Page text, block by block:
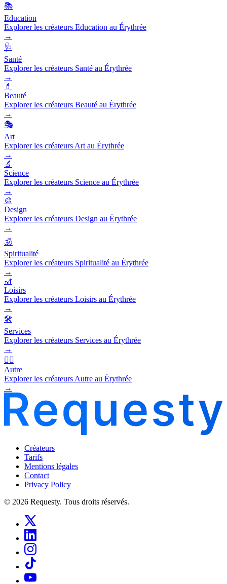
📚
Education
Explorer les créateurs Education au Érythrée
→
🩺
Santé
Explorer les créateurs Santé au Érythrée
→
💄
Beauté
Explorer les créateurs Beauté au Érythrée
→
🎭
Art
Explorer les créateurs Art au Érythrée
→
🔬
Science
Explorer les créateurs Science au Érythrée
→
🎨
Design
Explorer les créateurs Design au Érythrée
→
🕉️
Spiritualité
Explorer les créateurs Spiritualité au Érythrée
→
🎢
Loisirs
Explorer les créateurs Loisirs au Érythrée
→
🛠️
Services
Explorer les créateurs Services au Érythrée
→
🧜‍♂️
Autre
Explorer les créateurs Autre au Érythrée
→
Créateurs
Tarifs
Mentions légales
Contact
Privacy Policy
© 2026 Requesty. Tous droits réservés.